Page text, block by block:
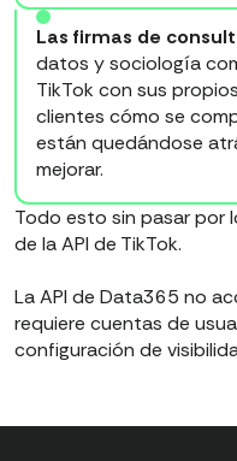
Las firmas de
datos y sociología
TikTok con sus
clientes cómo se
están quedándose
mejorar.
Todo esto sin pasar por
de la API de TikTok.
La API de Data365 no
requiere cuentas de
configuración de